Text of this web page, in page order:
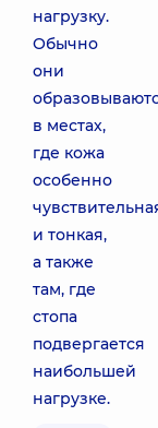
нагрузку.
Обычно
они
в местах,
где кожа
особенно
и тонкая,
а также
там, где
стопа
подвергается
наибольшей
нагрузке.